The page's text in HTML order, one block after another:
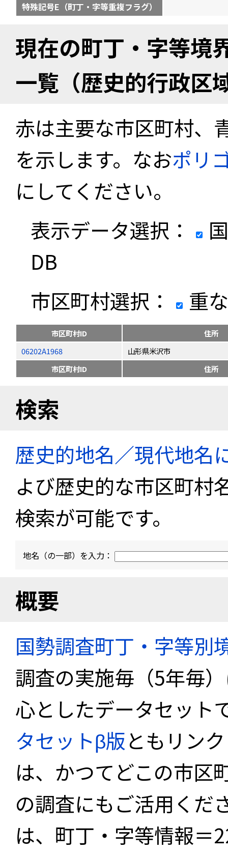
特殊記号E（町丁・字等重複フラグ）
現在の町丁・字等境
一覧（歴史的行政区
赤は主要な市区町村、
を示します。なおポリ
にしてください。
表示データ選択：
DB
市区町村選択：
重
市区町村ID
住所
06202A1968
山形県米沢市
市区町村ID
住所
検索
歴史的地名／現代地名
よび歴史的な市区町村
検索が可能です。
地名（の一部）を入力：
概要
国勢調査町丁・字等別
調査の実施毎（5年毎
心としたデータセット
タセットβ版ともリン
は、かつてどこの市区
の調査にもご活用くだ
は、町丁・字等情報＝